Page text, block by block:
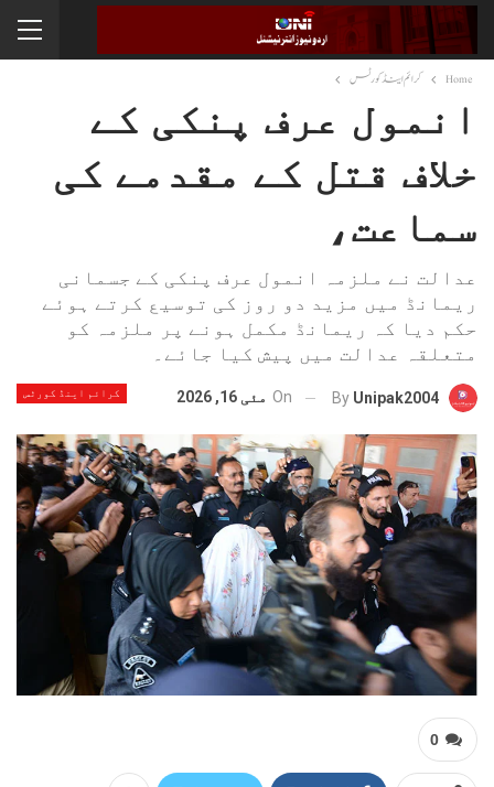
Home کرائم اینڈ کورٹس
انمول عرف پنکی کے
خلاف قتل کے مقدمے کی
سماعت،
عدالت نے ملزمہ انمول عرف پنکی کے جسمانی
ریمانڈ میں مزید دو روز کی توسیع کرتے ہوئے
حکم دیا کہ ریمانڈ مکمل ہونے پر ملزمہ کو
متعلقہ عدالت میں پیش کیا جائے۔
کرائم اینڈ کورٹس By Unipak2004
On مئی 16, 2026
0